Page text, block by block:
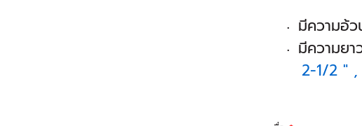
มีความอ้
มีความย
2-1/2 "